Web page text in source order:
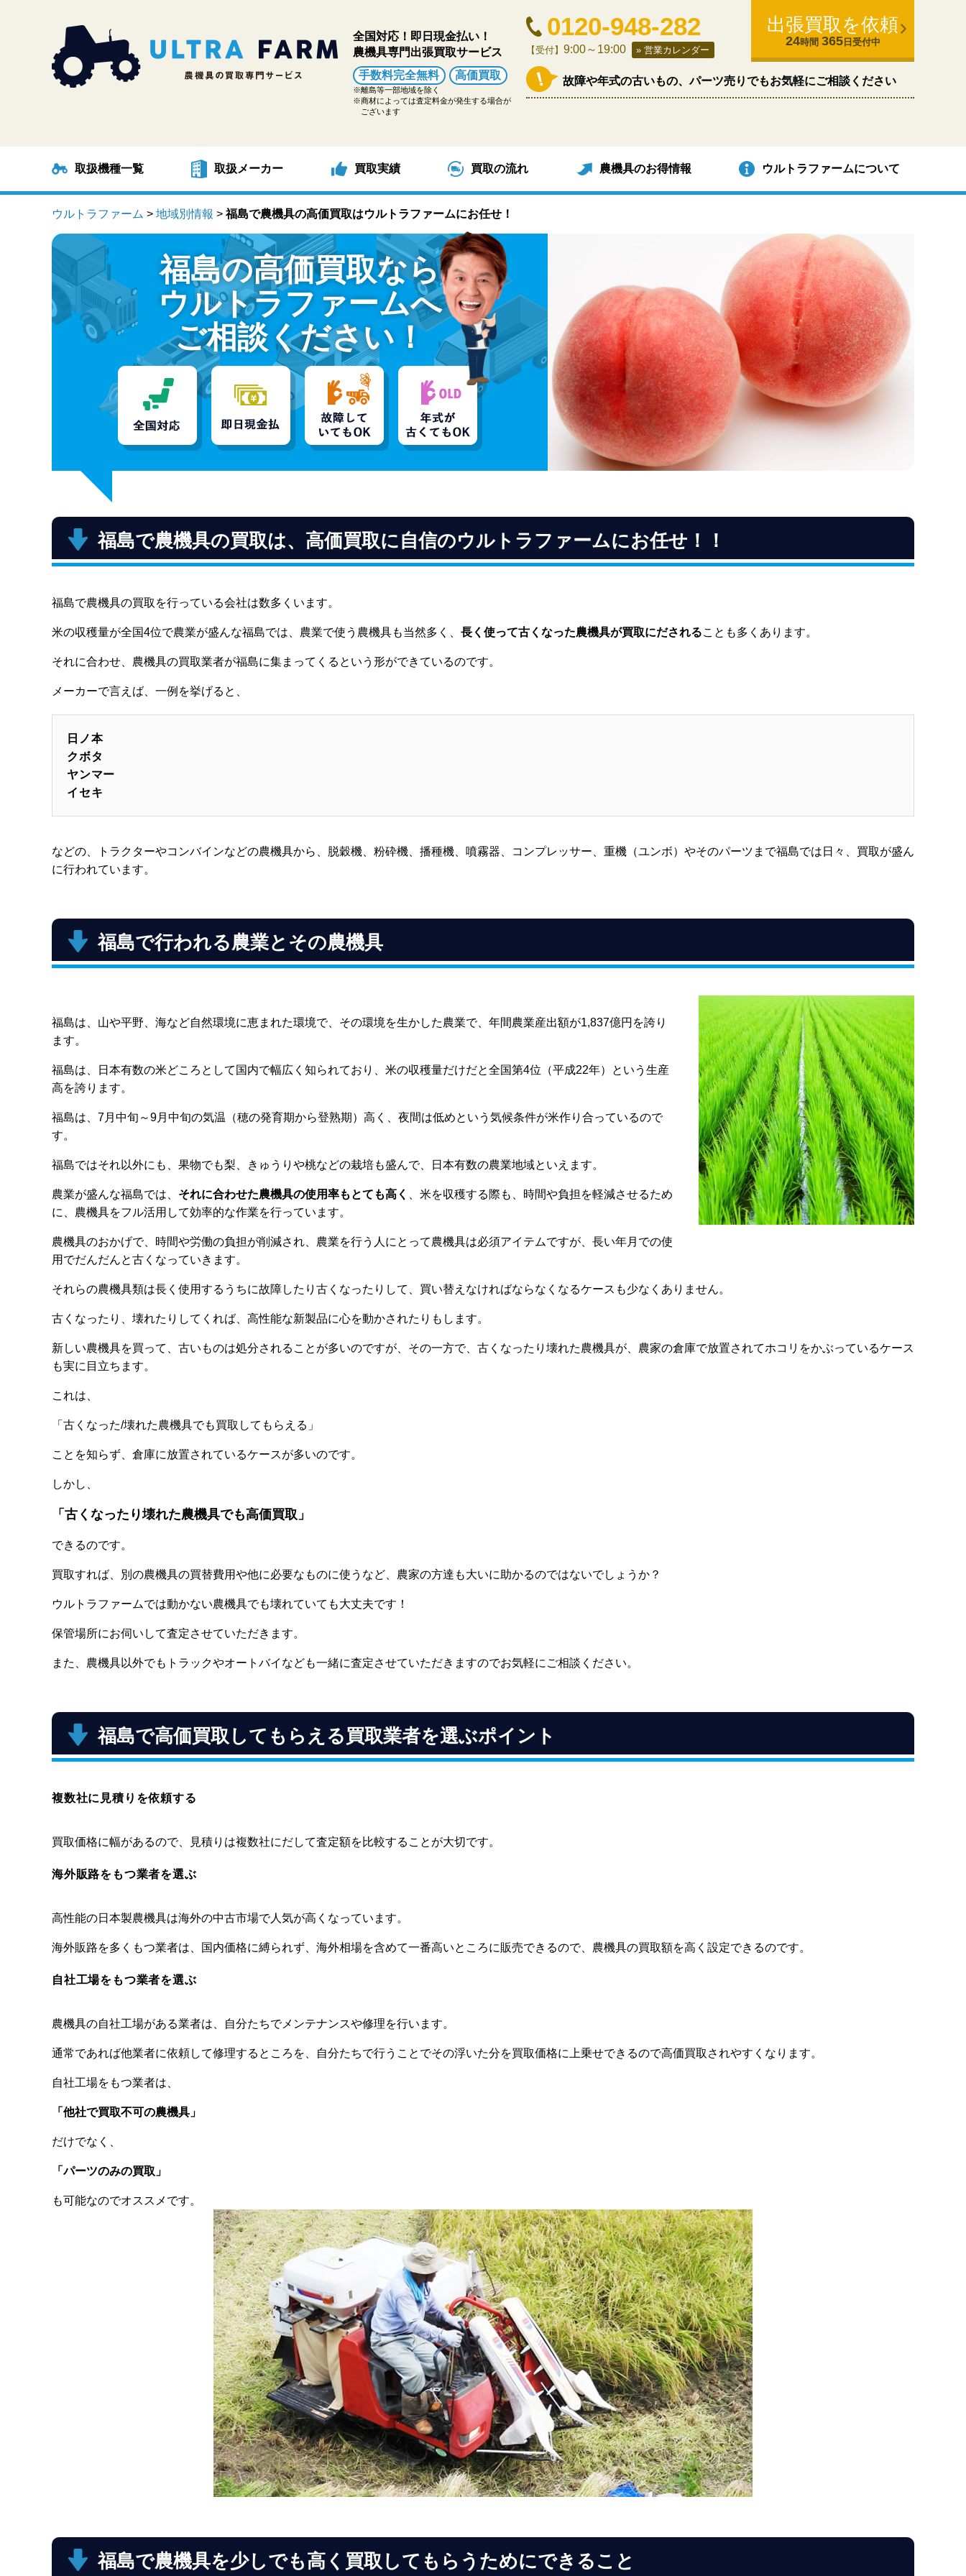
全国対応！即日現金払い！
農機具専門出張買取サービス
手数料完全無料
高価買取
離島等一部地域を除く
商材によっては査定料金が発生する場合が
ございます
0120-948-282
【受付】 9:00～19:00 営業カレンダー
出張買取を依頼
24時間 365日受付中
故障や年式の古いもの、パーツ売りでもお気軽にご相談ください
取扱機種一覧 取扱メーカー 買取実績 買取の流れ 農機具のお得情報 ウルトラファームについて
ウルトラファーム > 地域別情報 >福島で農機具の高価買取はウルトラファームにお任せ！
福島の高価買取なら
ウルトラファームへ
ご相談ください！
福島で農機具の買取は、高価買取に自信のウルトラファームにお任せ！！
福島で農機具の買取を行っている会社は数多くいます。
米の収穫量が全国4位で農業が盛んな福島では、農業で使う農機具も当然多く、 長く使って古くなった農機具が買取にだされることも多くあります。
それに合わせ、農機具の買取業者が福島に集まってくるという形ができているのです。
メーカーで言えば、一例を挙げると、
日ノ本
クボタ
ヤンマー
イセキ
などの、トラクターやコンバインなどの農機具から、脱穀機、粉砕機、播種機、噴霧器、コンプレッサー、重機（ユンボ）やそのパーツまで福島では日々、買取が盛ん
に行われています。
福島で行われる農業とその農機具
福島は、山や平野、海など自然環境に恵まれた環境で、その環境を生かした農業で、年間農業産出額が1,837億円を誇り
ます。
福島は、日本有数の米どころとして国内で幅広く知られており、米の収穫量だけだと全国第4位（平成22年）という生産
高を誇ります。
福島は、7月中旬～9月中旬の気温（穂の発育期から登熟期）高く、夜間は低めという気候条件が米作り合っているので
す。
福島ではそれ以外にも、果物でも梨、きゅうりや桃などの栽培も盛んで、日本有数の農業地域といえます。
農業が盛んな福島では、 それに合わせた農機具の使用率もとても高く
、米を収穫する際も、時間や負担を軽減させるため
に、農機具をフル活用して効率的な作業を行っています。
農機具のおかげで、時間や労働の負担が削減され、農業を行う人にとって農機具は必須アイテムですが、長い年月での使
用でだんだんと古くなっていきます。
それらの農機具類は長く使用するうちに故障したり古くなったりして、買い替えなければならなくなるケースも少なくありません。
古くなったり、壊れたりしてくれば、高性能な新製品に心を動かされたりもします。
新しい農機具を買って、古いものは処分されることが多いのですが、その一方で、古くなったり壊れた農機具が、農家の倉庫で放置されてホコリをかぶっているケース
も実に目立ちます。
これは、
「古くなった/壊れた農機具でも買取してもらえる」
ことを知らず、倉庫に放置されているケースが多いのです。
しかし、
「古くなったり壊れた農機具でも高価買取」
できるのです。
買取すれば、別の農機具の買替費用や他に必要なものに使うなど、農家の方達も大いに助かるのではないでしょうか？
ウルトラファームでは動かない農機具でも壊れていても大丈夫です！
保管場所にお伺いして査定させていただきます。
また、農機具以外でもトラックやオートバイなども一緒に査定させていただきますのでお気軽にご相談ください。
福島で高価買取してもらえる買取業者を選ぶポイント
複数社に見積りを依頼する
買取価格に幅があるので、見積りは複数社にだして査定額を比較することが大切です。
海外販路をもつ業者を選ぶ
高性能の日本製農機具は海外の中古市場で人気が高くなっています。
海外販路を多くもつ業者は、国内価格に縛られず、海外相場を含めて一番高いところに販売できるので、農機具の買取額を高く設定できるのです。
自社工場をもつ業者を選ぶ
農機具の自社工場がある業者は、自分たちでメンテナンスや修理を行います。
通常であれば他業者に依頼して修理するところを、自分たちで行うことでその浮いた分を買取価格に上乗せできるので高価買取されやすくなります。
自社工場をもつ業者は、
「他社で買取不可の農機具」
だけでなく、
「パーツのみの買取」
も可能なのでオススメです。
福島で農機具を少しでも高く買取してもらうためにできること